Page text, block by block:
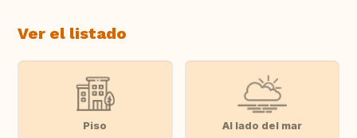
Ver el listado
Piso Al lado del mar